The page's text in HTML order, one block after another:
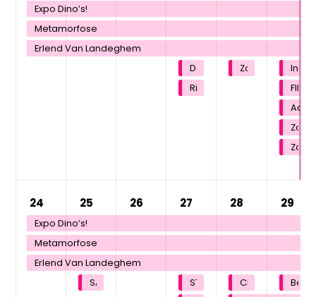
Expo Dino’s!
Metamorfose
Erlend Van Landeghem
Riguelle Trio
Zomer bij ’t
24
Expo Dino’s!
Metamorfose
Erlend Van Landeghem
25
SAMEN WANDELEN
26 27
STROPKESTOCHT
28
CIRK! Achter de
29